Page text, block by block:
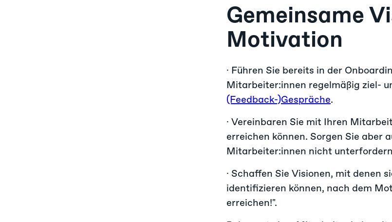
Gemeinsame
Motivation
· Führen Sie bereits in der
Mitarbeiter:innen regelmäßig ziel-
(Feedback-)Gespräche.
· Vereinbaren Sie mit Ihren
erreichen können. Sorgen Sie aber
Mitarbeiter:innen nicht
· Schaffen Sie Visionen, mit denen
identifizieren können, nach dem
erreichen!".